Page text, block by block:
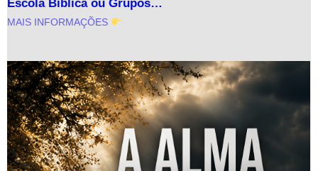
Escola Bíblica ou Grupos…
MAIS INFORMAÇÕES